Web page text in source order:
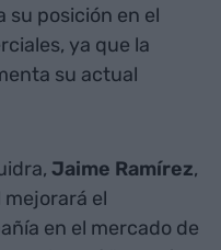
su posición en el
ya que la
su actual
Jaime Ramírez,
el
en el mercado de